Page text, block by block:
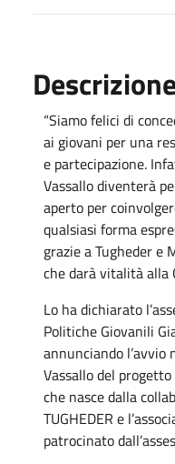
“Siamo felici di
ai giovani per una
e partecipazione.
Vassallo diventerà
aperto per
qualsiasi forma
grazie a Tugheder e
che darà vitalità alla
Lo ha dichiarato
Politiche Giovanili
annunciando l’avvio
Vassallo del
che nasce dalla
TUGHEDER e
patrocinato